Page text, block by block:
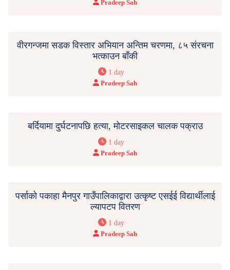
Pradeep Sah
वीरगन्जमा सडक विस्तार अभियान अन्तिम चरणमा, ८५ संरचना
भत्काउन बाँकी
1 day
Pradeep Sah
बर्दियामा दुर्घटनापछि हत्या, मोटरसाइकल चालक पक्राउ
1 day
Pradeep Sah
पर्साको पकाहा मैनपुर गाउँपालिकाद्वारा उत्कृष्ट एसईई विद्यार्थीलाई
ल्यापटप वितरण
1 day
Pradeep Sah